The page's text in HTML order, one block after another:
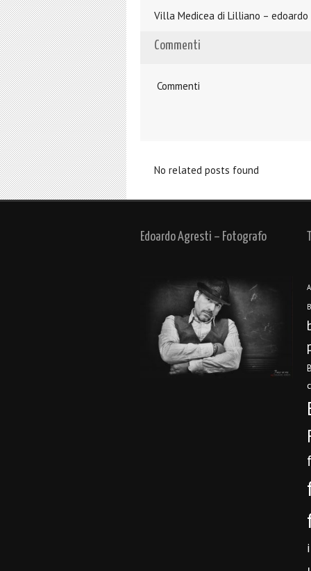
Villa Medicea di Lilliano –
Commenti
Commenti
No related posts found
Edoardo Agresti – Fotografo